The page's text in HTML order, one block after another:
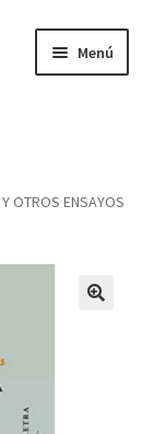
Menú
OTROS ENSAYOS